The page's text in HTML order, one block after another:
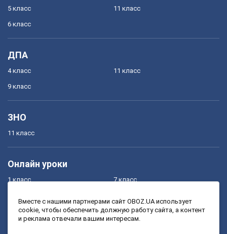
5 класс
6 класс
11 класс
ДПА
4 класс
9 класс
11 класс
ЗНО
11 класс
Онлайн уроки
1 класс
3 класс
7 класс
9 класс
Вместе с нашими партнерами сайт OBOZ.UA использует
cookie, чтобы обеспечить должную работу сайта, а контент
и реклама отвечали вашим интересам.